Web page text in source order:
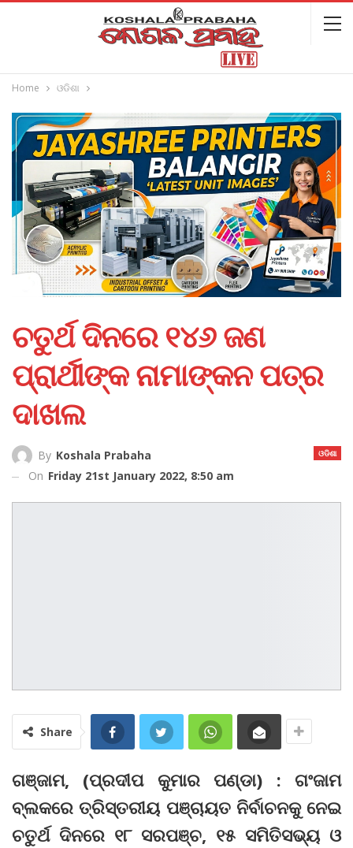
Home ଓଡିଶା
ଚତୁର୍ଥ ଦିନରେ ୧୪୬ ଜଣ
ପ୍ରାର୍ଥୀଙ୍କ ନାମାଙ୍କନ ପତ୍ର
ଦାଖଲ
ଓଡିଶା
By Koshala Prabaha
On Friday 21st January 2022, 8:50 am
Share
ଗଞ୍ଜାମ, (ପ୍ରଦୀପ କୁମାର ପଣ୍ଡା) : ଗଂଜାମ
ବ୍ଲକରେ ତ୍ରିସ୍ତରୀୟ ପଞ୍ଚାୟତ ନିର୍ବାଚନକୁ ନେଇ
ଚତୁର୍ଥ ଦିନରେ ୧୮ ସରପଞ୍ଚ, ୧୫ ସମିତିସଭ୍ୟ ଓ